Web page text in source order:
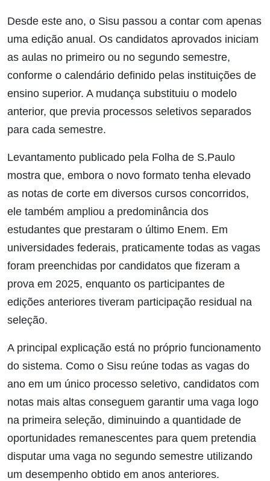
Desde este ano, o Sisu passou a contar com apenas
uma edição anual. Os candidatos aprovados iniciam
as aulas no primeiro ou no segundo semestre,
conforme o calendário definido pelas instituições de
ensino superior. A mudança substituiu o modelo
anterior, que previa processos seletivos separados
para cada semestre.
Levantamento publicado pela Folha de S.Paulo
mostra que, embora o novo formato tenha elevado
as notas de corte em diversos cursos concorridos,
ele também ampliou a predominância dos
estudantes que prestaram o último Enem. Em
universidades federais, praticamente todas as vagas
foram preenchidas por candidatos que fizeram a
prova em 2025, enquanto os participantes de
edições anteriores tiveram participação residual na
seleção.
A principal explicação está no próprio funcionamento
do sistema. Como o Sisu reúne todas as vagas do
ano em um único processo seletivo, candidatos com
notas mais altas conseguem garantir uma vaga logo
na primeira seleção, diminuindo a quantidade de
oportunidades remanescentes para quem pretendia
disputar uma vaga no segundo semestre utilizando
um desempenho obtido em anos anteriores.